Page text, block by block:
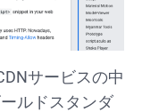
サービスの中
ルドスタンダ